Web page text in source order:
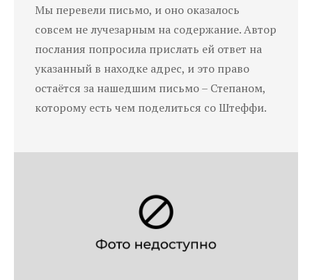
Мы перевели письмо, и оно оказалось
совсем не лучезарным на содержание. Автор
послания попросила прислать ей ответ на
указанный в находке адрес, и это право
остаётся за нашедшим письмо – Степаном,
которому есть чем поделиться со Штеффи.